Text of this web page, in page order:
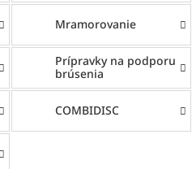
Mramorovanie
Prípravky na podporu
brúsenia
COMBIDISC